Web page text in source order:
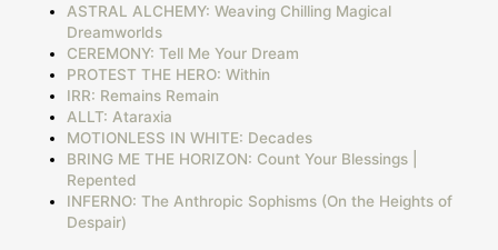
ASTRAL ALCHEMY: Weaving Chilling Magical
Dreamworlds
CEREMONY: Tell Me Your Dream
PROTEST THE HERO: Within
IRR: Remains Remain
ALLT: Ataraxia
MOTIONLESS IN WHITE: Decades
BRING ME THE HORIZON: Count Your Blessings |
Repented
INFERNO: The Anthropic Sophisms (On the Heights of
Despair)